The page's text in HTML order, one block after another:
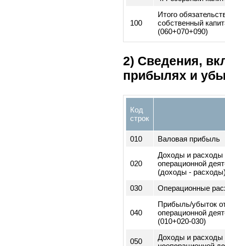
1. Уставный
2.
3.
прибыль
4. Резервный
100
2) Сведения,
прибылях и
Код
010 Валовая